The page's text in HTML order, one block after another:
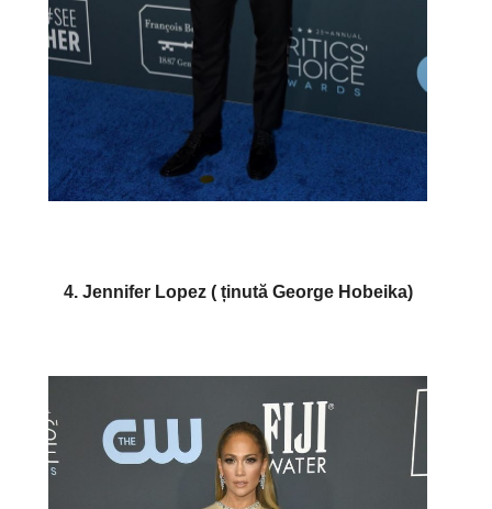
4. Jennifer Lopez ( ținută George Hobeika)